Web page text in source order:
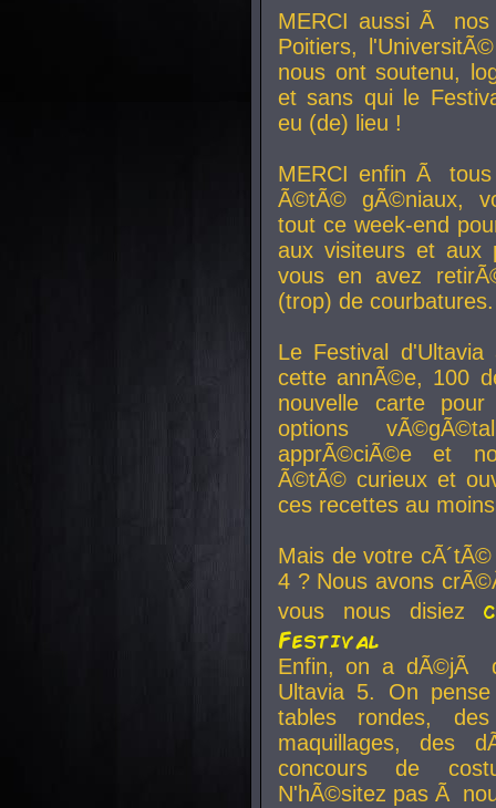
MERCI aussi Ã nos
Poitiers,
nous ont soutenu,
et sans qui le
eu (de) lieu !
MERCI enfin Ã
Ã©tÃ© gÃ©niaux,
tout ce week-end
aux visiteurs et aux
vous en avez
(trop) de courbatures.
Le Festival
cette annÃ©e, 100
nouvelle carte
options
apprÃ©ciÃ©e et
Ã©tÃ© curieux et
ces recettes au
Mais de votre
4 ? Nous avons
vous nous disiez
Festival
Enfin, on a dÃ©jÃ
Ultavia 5. On
tables rondes,
maquillages, des
concours de
N'hÃ©sitez pas Ã